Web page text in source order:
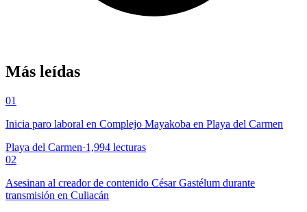
Más leídas
01
Inicia paro laboral en Complejo Mayakoba en Playa del Carmen
Playa del Carmen·1,994 lecturas
02
Asesinan al creador de contenido César Gastélum durante
transmisión en Culiacán